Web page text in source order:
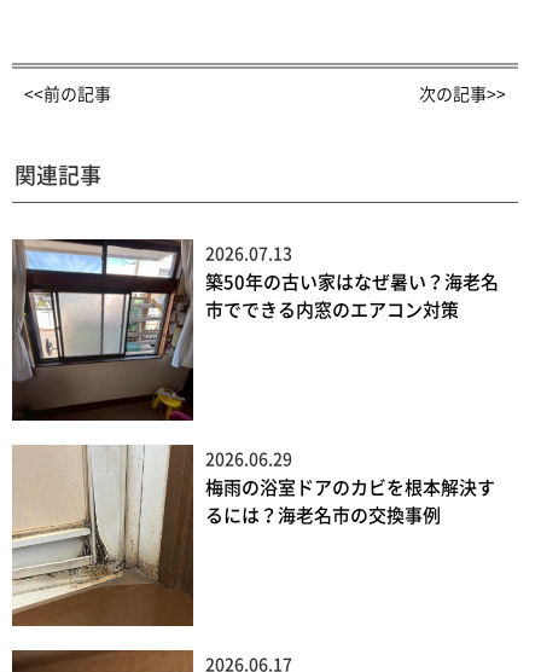
<<前の記事 次の記事>>
関連記事
2026.07.13
築50年の古い家はなぜ暑い？海老名
市でできる内窓のエアコン対策
2026.06.29
梅雨の浴室ドアのカビを根本解決す
るには？海老名市の交換事例
2026.06.17